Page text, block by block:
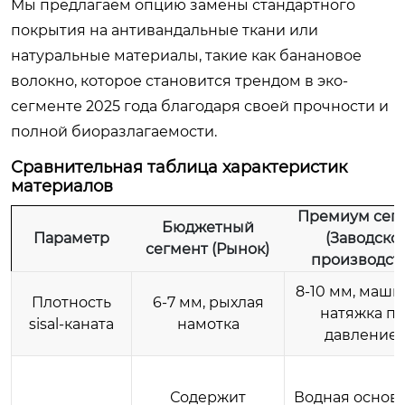
Мы предлагаем опцию замены стандартного
покрытия на антивандальные ткани или
натуральные материалы, такие как банановое
волокно, которое становится трендом в эко-
сегменте 2025 года благодаря своей прочности и
полной биоразлагаемости.
Сравнительная таблица характеристик
материалов
Параметр
Бюджетный
сегмент (Рынок)
Премиум
Плотность
sisal-каната
6-7 мм, рыхлая
намотка
8-10 мм,
натяжка
Содержит Водная